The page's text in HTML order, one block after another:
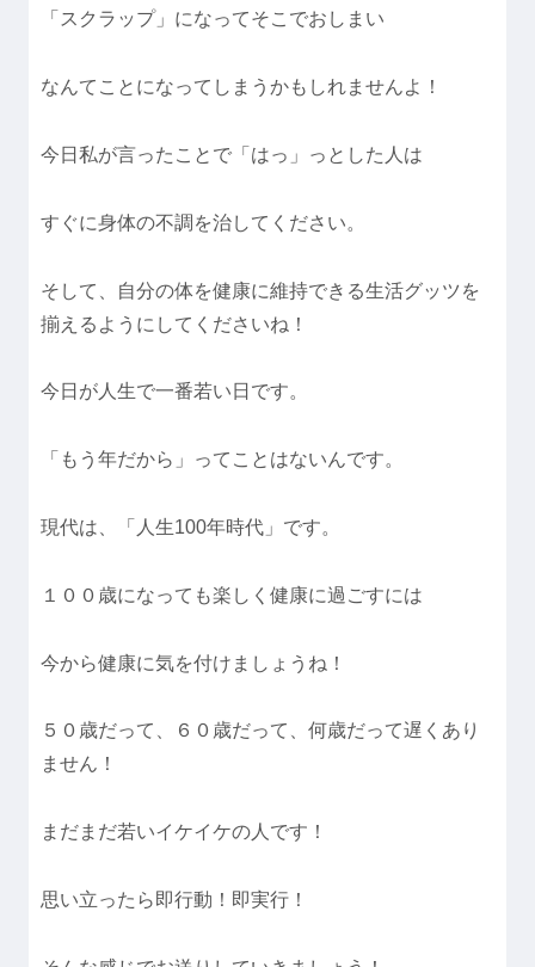
「スクラップ」になってそこでおしまい
なんてことになってしまうかもしれませんよ！
今日私が言ったことで「はっ」っとした人は
すぐに身体の不調を治してください。
そして、自分の体を健康に維持できる生活グッツを
揃えるようにしてくださいね！
今日が人生で一番若い日です。
「もう年だから」ってことはないんです。
現代は、「人生100年時代」です。
１００歳になっても楽しく健康に過ごすには
今から健康に気を付けましょうね！
５０歳だって、６０歳だって、何歳だって遅くあり
ません！
まだまだ若いイケイケの人です！
思い立ったら即行動！即実行！